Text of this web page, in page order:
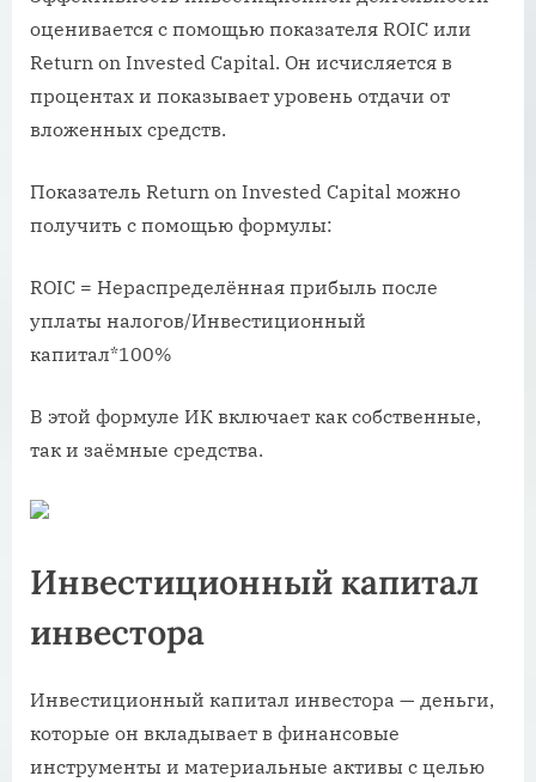
оценивается с помощью показателя ROIC или
Return on Invested Capital. Он исчисляется в
процентах и показывает уровень отдачи от
вложенных средств.
Показатель Return on Invested Capital можно
получить с помощью формулы:
ROIC = Нераспределённая прибыль после
уплаты налогов/Инвестиционный
капитал*100%
В этой формуле ИК включает как собственные,
так и заёмные средства.
Инвестиционный капитал
инвестора
Инвестиционный капитал инвестора — деньги,
которые он вкладывает в финансовые
инструменты и материальные активы с целью